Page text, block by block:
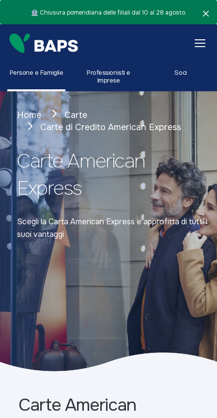
🏦 Chiusura pomeridiana delle filiali dal 10 al 28 agosto.
Persone e Famiglie
Professionisti e
Imprese
Soci
Home
Carte
Carte di Credito American Express
Carte American
Express
Scegli la Carta American Express e approfitta di tutti i
suoi vantaggi
Carte American